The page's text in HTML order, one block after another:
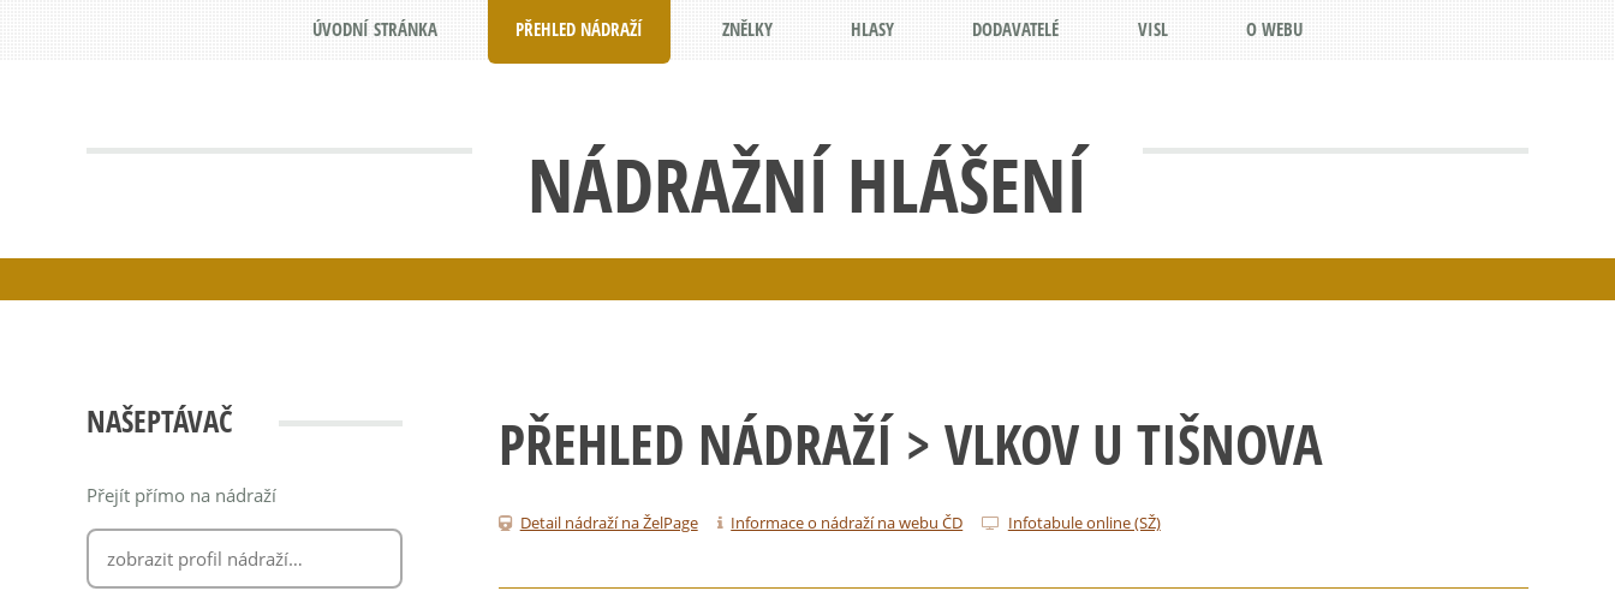
NÁDRAŽNÍ HLÁŠENÍ
ÚVODNÍ STRÁNKA PŘEHLED NÁDRAŽÍ ZNĚLKY HLASY DODAVATELÉ VISL O WEBU
NAŠEPTÁVAČ
Přejít přímo na nádraží
PŘEHLED NÁDRAŽÍ > VLKOV U TIŠNOVA
Detail nádraží na ŽelPage Informace o nádraží na webu ČD Infotabule online (SŽ)